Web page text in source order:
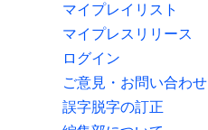
マイプレイリスト
マイプレスリリース
ログイン
ご意見・お問い合わせ
誤字脱字の訂正